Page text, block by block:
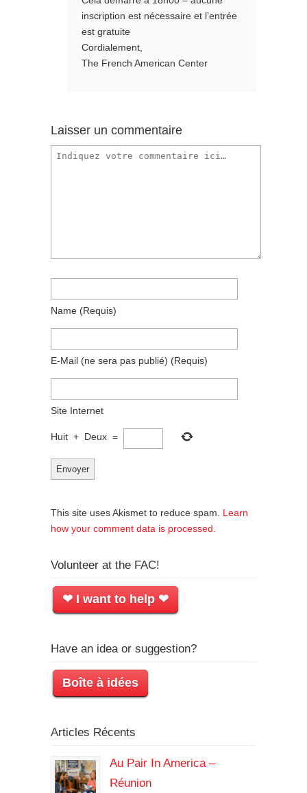
inscription est nécessaire et l’entrée
est gratuite
Cordialement,
The French American Center
Laisser un commentaire
Name (requis)
E-Mail (ne sera pas publié) (requis)
Site Internet
Huit + Deux =
This site uses Akismet to reduce spam. Learn
how your comment data is processed.
Volunteer at the FAC!
❤ I want to help ❤
Have an idea or suggestion?
Boîte à idées
Articles Récents
Au Pair In America –
Réunion